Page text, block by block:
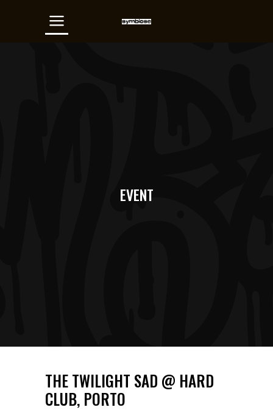
EVENT
THE TWILIGHT SAD @ HARD
CLUB, PORTO